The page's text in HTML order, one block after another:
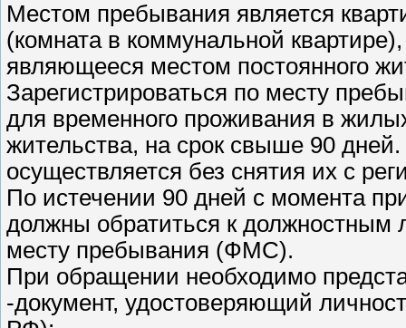
Местом пребывания является
(комната в коммунальной
являющееся местом постоянного
Зарегистрироваться по месту
для временного проживания в
жительства, на срок свыше 90 дней.
осуществляется без снятия их с
По истечении 90 дней с момента
должны обратиться к должностным
месту пребывания (ФМС).
При обращении необходимо
-документ, удостоверяющий